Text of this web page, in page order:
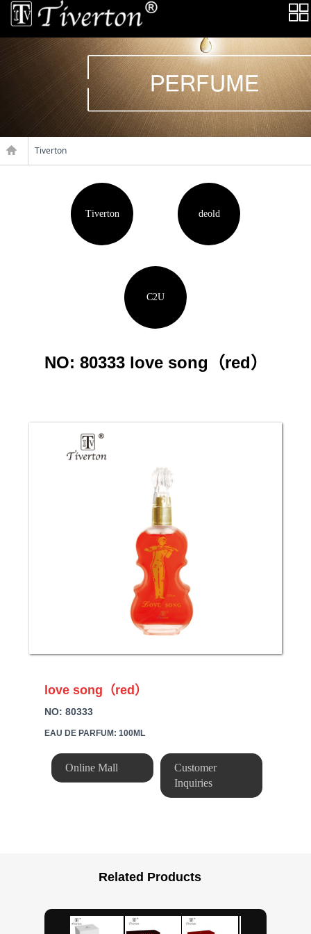
Tiverton
Tiverton deold
C2U
NO: 80333 love song（red）
love song（red）
NO: 80333
EAU DE PARFUM: 100ML
Online Mall
Customer
Inquiries
Related Products